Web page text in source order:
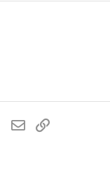
WhatsAppЭлектронная почта